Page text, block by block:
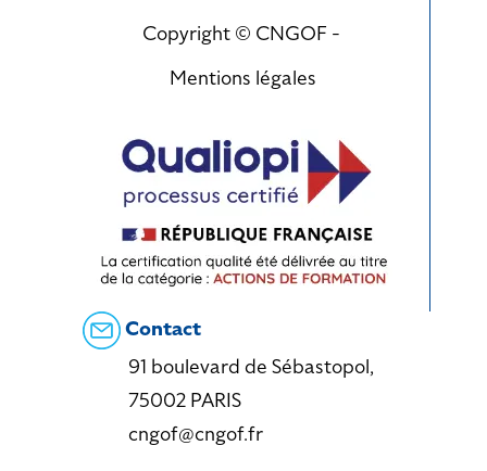
Copyright © CNGOF -
Mentions légales
Contact
91 boulevard de Sébastopol,
75002 PARIS
cngof@cngof.fr